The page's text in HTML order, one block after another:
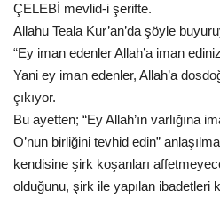
EĞİTİM
Resmiilan
ÇELEBİ mevlid-i şerifte.
Allahu Teala Kur’an’da şöyle
“Ey iman edenler Allah’a iman
Yani ey iman edenler, Allah’a
çıkıyor.
Bu ayetten; “Ey Allah’ın varlığına
O’nun birliğini tevhid edin”
kendisine şirk koşanları
olduğunu, şirk ile yapılan ibadetleri